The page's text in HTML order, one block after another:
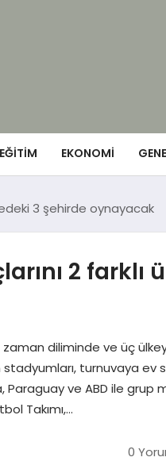
EĞITIM EKONOMI
3 şehirde oynayacak
2 farklı
zaman diliminde ve üç
stadyumları, turnuvaya ev
Paraguay ve ABD ile
Takımı,…
0